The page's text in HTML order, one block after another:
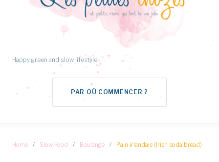
Happy green and slow lifestyle
PAR OÙ COMMENCER ?
Home / Slow Food / Boulange / Pain irlandais (Irish soda bread)